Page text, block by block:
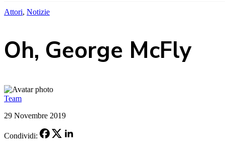
Attori, Notizie
Oh, George McFly
Team
29 Novembre 2019
Condividi: